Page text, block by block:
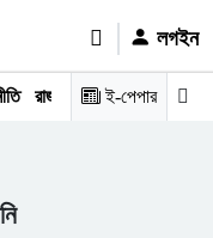
লগইন
রাজধানী অপরাধ মতামত
ই-পেপার